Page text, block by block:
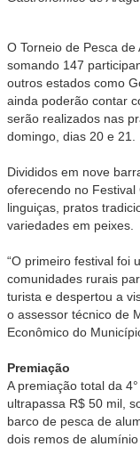
O Torneio de Pesca
somando 147
outros estados como
ainda poderão contar
serão realizados nas
domingo, dias 20 e 21.
Divididos em nove
oferecendo no
linguiças, pratos
variedades em peixes.
“O primeiro festival foi
comunidades rurais
turista e despertou a
o assessor técnico de
Econômico do
Premiação
A premiação total da
ultrapassa R$ 50 mil,
barco de pesca de
dois remos de